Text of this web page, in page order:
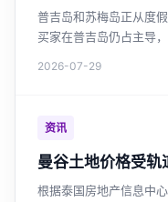
普吉岛和苏梅岛正从度
买家在普吉岛仍占主导
2026-07-29
资讯
曼谷土地价格受轨
根据泰国房地产信息中